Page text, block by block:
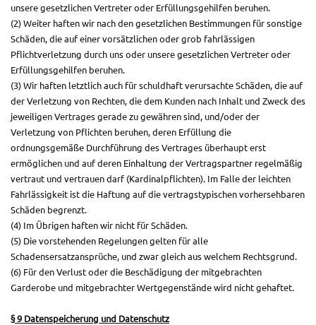
unsere gesetzlichen Vertreter oder Erfüllungsgehilfen beruhen.
(2)Weiter haften wir nach den gesetzlichen Bestimmungen für sonstige
Schäden, die auf einer vorsätzlichen oder grob fahrlässigen
Pflichtverletzung durch uns oder unsere gesetzlichen Vertreter oder
Erfüllungsgehilfen beruhen.
(3)Wir haften letztlich auch für schuldhaft verursachte Schäden, die auf
der Verletzung von Rechten, die dem Kunden nach Inhalt und Zweck des
jeweiligen Vertrages gerade zu gewähren sind, und/oder der
Verletzung von Pflichten beruhen, deren Erfüllung die
ordnungsgemäße Durchführung des Vertrages überhaupt erst
ermöglichen und auf deren Einhaltung der Vertragspartner regelmäßig
vertraut und vertrauen darf (Kardinalpflichten). Im Falle der leichten
Fahrlässigkeit ist die Haftung auf die vertragstypischen vorhersehbaren
Schäden begrenzt.
(4) Im Übrigen haften wir nicht für Schäden.
(5) Die vorstehenden Regelungen gelten für alle
Schadensersatzansprüche, und zwar gleich aus welchem Rechtsgrund.
(6) Für den Verlust oder die Beschädigung der mitgebrachten
Garderobe und mitgebrachter Wertgegenstände wird nicht gehaftet.
§9 Datenspeicherung und Datenschutz